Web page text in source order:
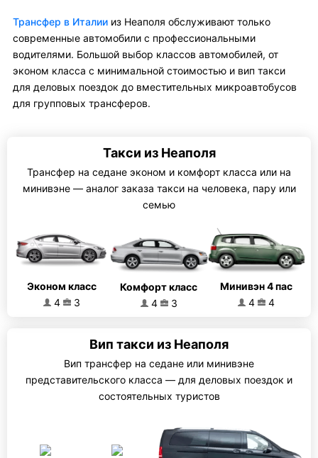
Трансфер в Италии из Неаполя обслуживают только
современные автомобили с профессиональными
водителями. Большой выбор классов автомобилей, от
эконом класса с минимальной стоимостью и вип такси
для деловых поездок до вместительных микроавтобусов
для групповых трансферов.
Такси из Неаполя
Трансфер на седане эконом и комфорт класса или на
минивэне — аналог заказа такси на человека, пару или
семью
Эконом класс
4
3
Комфорт класс
4
3
Минивэн 4 пас
4
4
Вип такси из Неаполя
Вип трансфер на седане или минивэне
представительского класса — для деловых поездок и
состоятельных туристов